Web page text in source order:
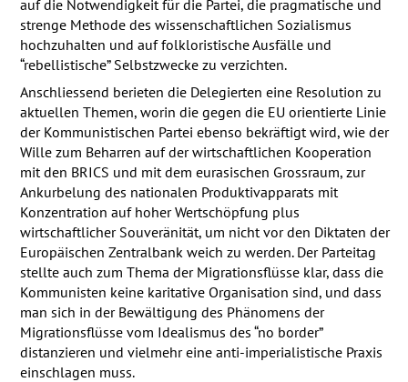
auf die Notwendigkeit für die Partei, die pragmatische und
strenge Methode des wissenschaftlichen Sozialismus
hochzuhalten und auf folkloristische Ausfälle und
“rebellistische” Selbstzwecke zu verzichten.
Anschliessend berieten die Delegierten eine Resolution zu
aktuellen Themen, worin die gegen die EU orientierte Linie
der Kommunistischen Partei ebenso bekräftigt wird, wie der
Wille zum Beharren auf der wirtschaftlichen Kooperation
mit den BRICS und mit dem eurasischen Grossraum, zur
Ankurbelung des nationalen Produktivapparats mit
Konzentration auf hoher Wertschöpfung plus
wirtschaftlicher Souveränität, um nicht vor den Diktaten der
Europäischen Zentralbank weich zu werden. Der Parteitag
stellte auch zum Thema der Migrationsflüsse klar, dass die
Kommunisten keine karitative Organisation sind, und dass
man sich in der Bewältigung des Phänomens der
Migrationsflüsse vom Idealismus des “no border”
distanzieren und vielmehr eine anti-imperialistische Praxis
einschlagen muss.